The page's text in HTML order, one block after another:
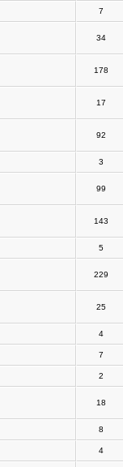
7
34
178
17
92
3
99
143
5
229
25
4
7
2
18
8
4